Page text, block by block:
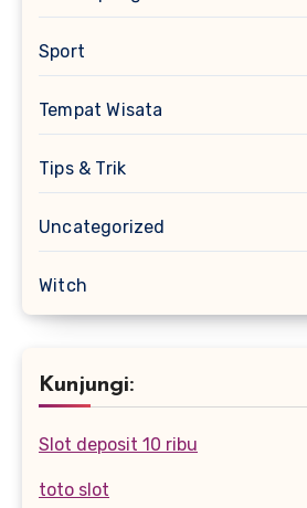
Sport
Tempat Wisata
Tips & Trik
Uncategorized
Witch
Kunjungi:
Slot deposit 10 ribu
toto slot